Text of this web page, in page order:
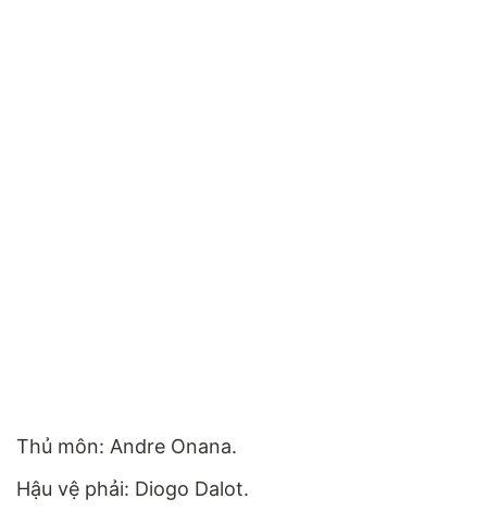
Thủ môn: Andre Onana.
Hậu vệ phải: Diogo Dalot.